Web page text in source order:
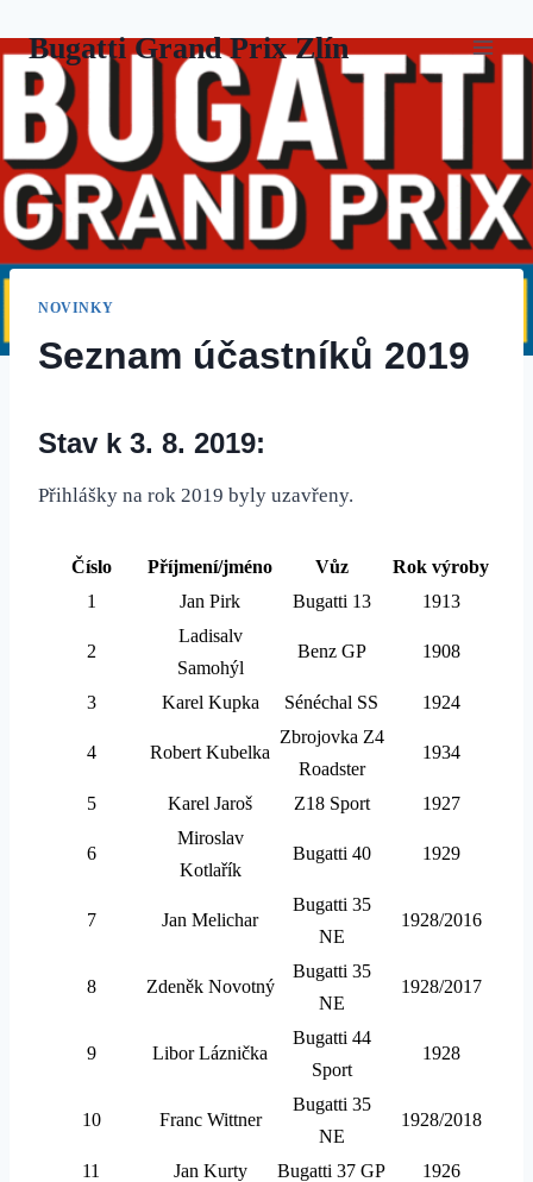
obsah
Bugatti Grand Prix Zlín
NOVINKY
Seznam účastníků 2019
Stav k 3. 8. 2019:
Přihlášky na rok 2019 byly uzavřeny.
Číslo Příjmení/jméno Vůz
Rok výroby
1
Jan Pirk Bugatti 13 1913
2
Ladisalv
Samohýl
Benz GP 1908
3 Karel Kupka Sénéchal SS 1924
4 Robert Kubelka
Zbrojovka Z4
Roadster
1934
5 Karel Jaroš Z18 Sport 1927
6
Miroslav
Kotlařík
Bugatti 40 1929
7 Jan Melichar
Bugatti 35
NE
1928/2016
8 Zdeněk Novotný
Bugatti 35
NE
1928/2017
9 Libor Láznička
Bugatti 44
Sport
1928
10 Franc Wittner
Bugatti 35
NE
1928/2018
11 Jan Kurty Bugatti 37 GP 1926